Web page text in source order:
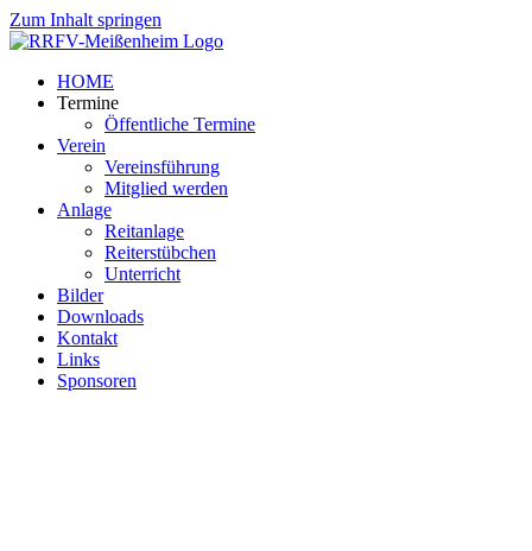
Zum Inhalt springen
HOME
Termine
Öffentliche Termine
Verein
Vereinsführung
Mitglied werden
Anlage
Reitanlage
Reiterstübchen
Unterricht
Bilder
Downloads
Kontakt
Links
Sponsoren